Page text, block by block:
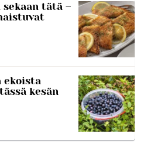
tätä –
ekoista
kesän